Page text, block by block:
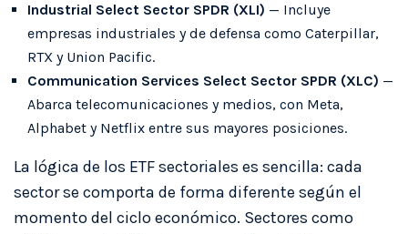
Industrial Select Sector SPDR (XLI) — Incluye
empresas industriales y de defensa como Caterpillar,
RTX y Union Pacific.
Communication Services Select Sector SPDR (XLC) —
Abarca telecomunicaciones y medios, con Meta,
Alphabet y Netflix entre sus mayores posiciones.
La lógica de los ETF sectoriales es sencilla: cada
sector se comporta de forma diferente según el
momento del ciclo económico. Sectores como